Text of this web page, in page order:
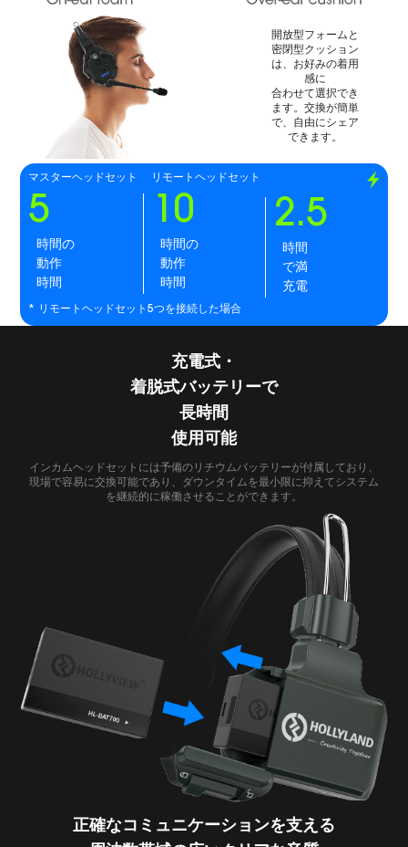
開放型フォームと
密閉型クッション
は、お好みの着用
感に
合わせて選択でき
ます。交換が簡単
で、自由にシェア
できます。
マスターヘッドセット
5
時間の
動作
時間
リモートヘッドセット
10
時間の
動作
時間
2.5
時間
で満
充電
* リモートヘッドセット5つを接続した場合
充電式・
着脱式バッテリーで
長時間
使用可能
インカムヘッドセットには予備のリチウムバッテリーが付属しており、
現場で容易に交換可能であり、ダウンタイムを最小限に抑えてシステム
を継続的に稼働させることができます。
正確なコミュニケーションを支える